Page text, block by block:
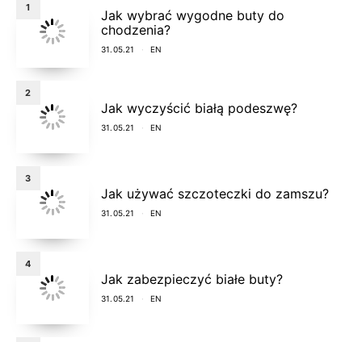
1
Jak wybrać wygodne buty do
chodzenia?
31.05.21 EN
2
Jak wyczyścić białą podeszwę?
31.05.21 EN
3
Jak używać szczoteczki do zamszu?
31.05.21 EN
4
Jak zabezpieczyć białe buty?
31.05.21 EN